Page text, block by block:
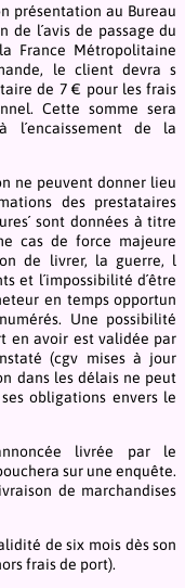
présentation au Bureau
de l´avis de passage du
France Métropolitaine
le client devra s
de 7 € pour les frais
Cette somme sera
de la
ne peuvent donner lieu
des prestataires
sont données à titre
cas de force majeure
de livrer, la guerre, l
et l´impossibilité d´être
en temps opportun
Une possibilité
en avoir est validée par
(cgv mises à jour
dans les délais ne peut
obligations envers le
livrée par le
sur une enquête.
de marchandises
de six mois dès son
frais de port).